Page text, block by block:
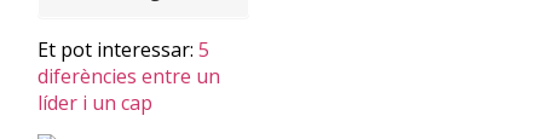
Et pot interessar: 5
diferències entre un
líder i un cap